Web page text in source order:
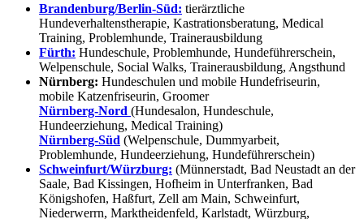
Brandenburg/Berlin-Süd: tierärztliche
Hundeverhaltenstherapie, Kastrationsberatung, Medical
Training, Problemhunde, Trainerausbildung
Fürth: Hundeschule, Problemhunde, Hundeführerschein,
Welpenschule, Social Walks, Trainerausbildung, Angsthund
Nürnberg: Hundeschulen und mobile Hundefriseurin,
mobile Katzenfriseurin, Groomer
Nürnberg-Nord (Hundesalon, Hundeschule,
Hundeerziehung, Medical Training)
Nürnberg-Süd (Welpenschule, Dummyarbeit,
Problemhunde, Hundeerziehung, Hundeführerschein)
Schweinfurt/Würzburg: (Münnerstadt, Bad Neustadt an der
Saale, Bad Kissingen, Hofheim in Unterfranken, Bad
Königshofen, Haßfurt, Zell am Main, Schweinfurt,
Niederwerrn, Marktheidenfeld, Karlstadt, Würzburg,